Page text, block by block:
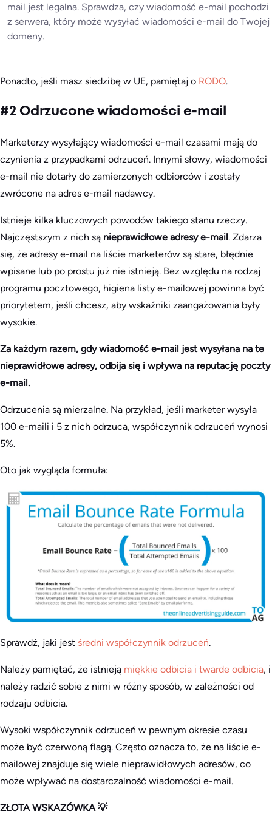
mail jest legalna. Sprawdza, czy wiadomość e-mail pochodzi
z serwera, który może wysyłać wiadomości e-mail do Twojej
domeny.
Ponadto, jeśli masz siedzibę w UE, pamiętaj o RODO.
#2 Odrzucone wiadomości e-mail
Marketerzy wysyłający wiadomości e-mail czasami mają do
czynienia z przypadkami odrzuceń. Innymi słowy, wiadomości
e-mail nie dotarły do zamierzonych odbiorców i zostały
zwrócone na adres e-mail nadawcy.
Istnieje kilka kluczowych powodów takiego stanu rzeczy.
Najczęstszym z nich są nieprawidłowe adresy e-mail. Zdarza
się, że adresy e-mail na liście marketerów są stare, błędnie
wpisane lub po prostu już nie istnieją. Bez względu na rodzaj
programu pocztowego, higiena listy e-mailowej powinna być
priorytetem, jeśli chcesz, aby wskaźniki zaangażowania były
wysokie.
Za każdym razem, gdy wiadomość e-mail jest wysyłana na te
nieprawidłowe adresy, odbija się i wpływa na reputację poczty
e-mail.
Odrzucenia są mierzalne. Na przykład, jeśli marketer wysyła
100 e-maili i 5 z nich odrzuca, współczynnik odrzuceń wynosi
5%.
Oto jak wygląda formuła:
Sprawdź, jaki jest średni współczynnik odrzuceń.
Należy pamiętać, że istnieją miękkie odbicia i twarde odbicia, i
należy radzić sobie z nimi w różny sposób, w zależności od
rodzaju odbicia.
Wysoki współczynnik odrzuceń w pewnym okresie czasu
może być czerwoną flagą. Często oznacza to, że na liście e-
mailowej znajduje się wiele nieprawidłowych adresów, co
może wpływać na dostarczalność wiadomości e-mail.
ZŁOTA WSKAZÓWKA 💡